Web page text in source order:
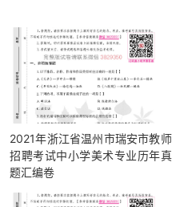
2021年浙江省温州市瑞安市教师
招聘考试中小学美术专业历年真
题汇编卷